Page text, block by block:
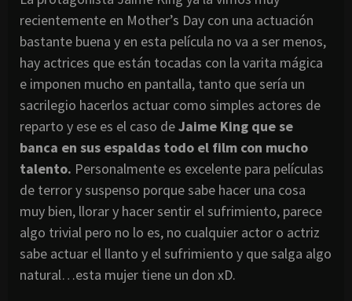
recientemente en Mother’s Day con una actuación
bastante buena y en esta película no va a ser menos,
hay actrices que están tocadas con la varita mágica
e imponen mucho en pantalla, tanto que sería un
sacrilegio hacerlos actuar como simples actores de
reparto y ese es el caso deJaime King que se
banca en sus espaldas todo el film con mucho
talento. Personalmente es excelente para películas
de terror y suspenso porque sabe hacer una cosa
muy bien, llorar y hacer sentir el sufrimiento, parece
algo trivial pero no lo es, no cualquier actor o actriz
sabe actuar el llanto y el sufrimiento y que salga algo
natural…esta mujer tiene un don xD.